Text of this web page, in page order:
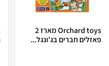
Orchard toys מארז 2
פאזלים חברים בג'ונגל...